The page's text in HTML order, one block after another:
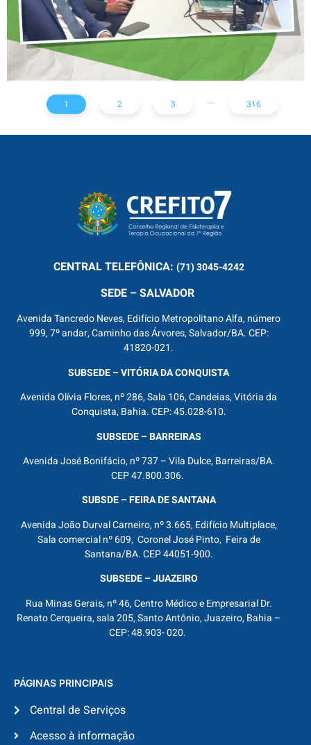
1 2 3 ... 316
CENTRALTELEFÔNICA: (71) 3045-4242
SEDE – SALVADOR
Avenida Tancredo Neves, Edifício Metropolitano Alfa, número
999, 7º andar, Caminho das Árvores, Salvador/BA. CEP:
41820-021.
SUBSEDE – VITÓRIA DA CONQUISTA
Avenida Olívia Flores, nº 286, Sala 106, Candeias, Vitória da
Conquista, Bahia. CEP: 45.028-610.
SUBSEDE – BARREIRAS
Avenida José Bonifácio, nº 737 – Vila Dulce, Barreiras/BA.
CEP 47.800.306.
SUBSDE – FEIRA DE SANTANA
Avenida João Durval Carneiro, nº 3.665, Edifício Multiplace,
Sala comercial nº 609, Coronel José Pinto, Feira de
Santana/BA. CEP 44051-900.
SUBSEDE – JUAZEIRO
Rua Minas Gerais, nº 46, Centro Médico e Empresarial Dr.
Renato Cerqueira, sala 205, Santo Antônio, Juazeiro, Bahia –
CEP: 48.903- 020.
PÁGINAS PRINCIPAIS
Central de Serviços
Acesso à informação